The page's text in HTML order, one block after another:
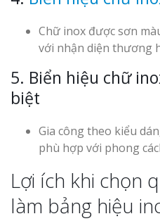
Chữ inox được sơn
với nhận diện thương
5. Biển hiệu chữ
biệt
Gia công theo kiểu
phù hợp với phong
Lợi ích khi chọn
làm bảng hiệu